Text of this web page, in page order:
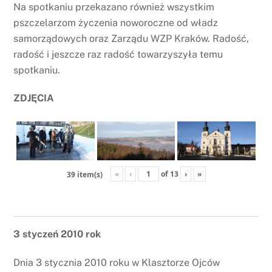
Na spotkaniu przekazano również wszystkim
pszczelarzom życzenia noworoczne od władz
samorządowych oraz Zarządu WZP Kraków. Radość,
radość i jeszcze raz radość towarzyszyła temu
spotkaniu.
ZDJĘCIA
39 item(s) « ‹ of 13 › »
3 styczeń 2010 rok
Dnia 3 stycznia 2010 roku w Klasztorze Ojców